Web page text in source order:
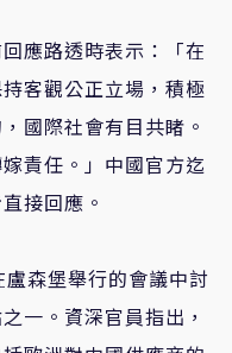
應路透時表示：「在
客觀公正立場，積極
國際社會有目共睹。
責任。」中國官方迄
接回應。
森堡舉行的會議中討
一。資深官員指出，